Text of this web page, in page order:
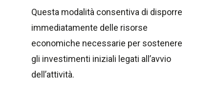
Questa modalità consentiva di disporre
immediatamente delle risorse
economiche necessarie per sostenere
gli investimenti iniziali legati all’avvio
dell’attività.